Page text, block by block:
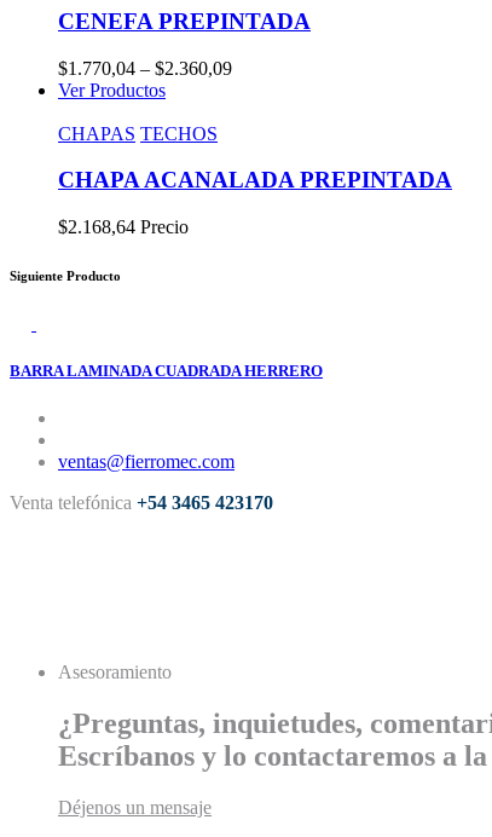
CENEFA PREPINTADA
$1.770,04 – $2.360,09
Ver Productos
CHAPAS TECHOS
CHAPA ACANALADA PREPINTADA
$2.168,64 Precio
Siguiente Producto
BARRA LAMINADA CUADRADA HERRERO
ventas@fierromec.com
Venta telefónica +54 3465 423170
Asesoramiento
¿Preguntas, inquietudes,
Escríbanos y lo contactaremos a
Déjenos un mensaje